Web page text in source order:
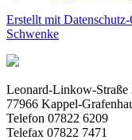
Erstellt mit
Schwenke
Leonard-Linkow-Straße
77966 Kappel-
Telefon 07822 6209
Telefax 07822 7471